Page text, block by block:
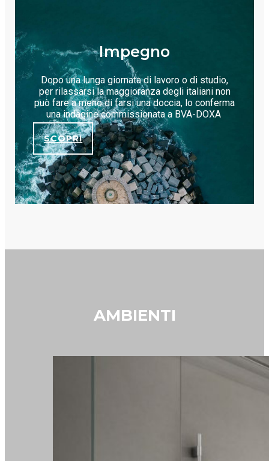
Impegno
Dopo una lunga giornata di lavoro o di studio,
per rilassarsi la maggioranza degli italiani non
può fare a meno di farsi una doccia, lo conferma
una indagine commissionata a BVA-DOXA
SCOPRI
AMBIENTI